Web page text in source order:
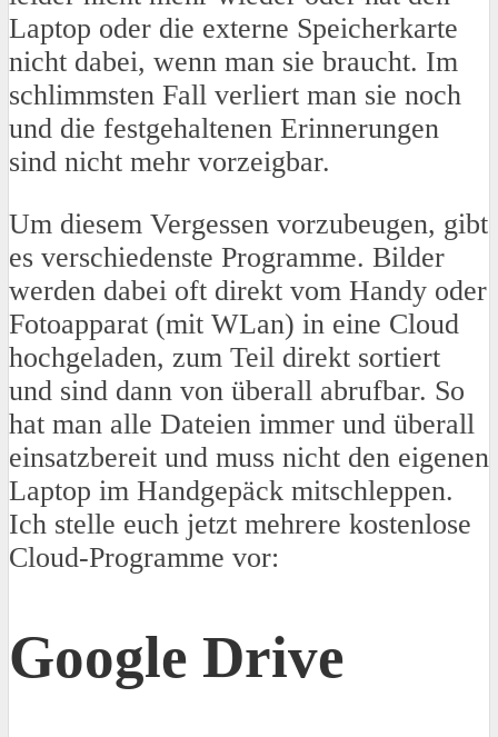
Laptop oder die externe Speicherkarte
nicht dabei, wenn man sie braucht. Im
schlimmsten Fall verliert man sie noch
und die festgehaltenen Erinnerungen
sind nicht mehr vorzeigbar.
Um diesem Vergessen vorzubeugen, gibt
es verschiedenste Programme. Bilder
werden dabei oft direkt vom Handy oder
Fotoapparat (mit WLan) in eine Cloud
hochgeladen, zum Teil direkt sortiert
und sind dann von überall abrufbar. So
hat man alle Dateien immer und überall
einsatzbereit und muss nicht den eigenen
Laptop im Handgepäck mitschleppen.
Ich stelle euch jetzt mehrere kostenlose
Cloud-Programme vor:
Google Drive